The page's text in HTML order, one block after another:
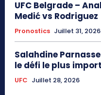
UFC Belgrade –
Medić vs Rodriguez
Pronostics Juillet 31, 2026
Salahdine Parnasse
le défi le plus
UFC Juillet 28, 2026